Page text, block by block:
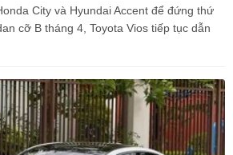
City và Hyundai Accent để đứng thứ
cỡ B tháng 4, Toyota Vios tiếp tục dẫn